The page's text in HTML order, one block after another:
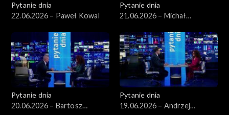
Pytanie dnia
22.06.2026 – Paweł Kowal
Pytanie dnia
21.06.2026 – Michał
Pytanie dnia
20.06.2026 – Bartosz
Pytanie dnia
19.06.2026 – Andrzej